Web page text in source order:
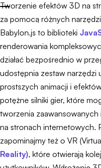
Tworzenie efektów 3D na
za pomocą różnych
Babylon.js to biblioteki
renderowania
działać bezpośrednio w
udostępnia zestaw narzędzi
prostszych animacji i
potężne silniki gier, które
tworzenia
na stronach internetowych.
zapominajmy też o VR
Reality), które otwierają